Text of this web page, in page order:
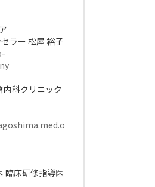
ラー 松屋 裕子
内科クリニック
臨床研修指導医